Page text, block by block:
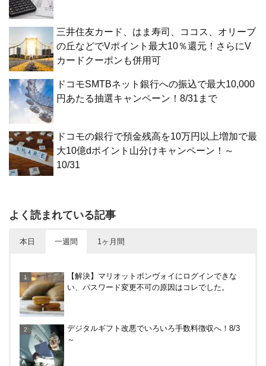
三井住友カード、はま寿司、ココス、オリーブ
の丘などでVポイント最大10％還元！さらにV
カードクーポンも併用可
ドコモSMTBネット銀行への振込で最大10,000
円あたる抽選キャンペーン！8/31まで
ドコモの銀行で預金残高を10万円以上増加で最
大10億dポイント山分けキャンペーン！～
10/31
よく読まれている記事
本日 一週間 1ヶ月間
り場やメリット・デメリットを解説
ド！
【解決】マリオットボンヴォイにログインできな
い、パスワード変更不可の原因はコレでした。
デジタルギフト改悪でいろいろ手数料徴収へ！8/3
～